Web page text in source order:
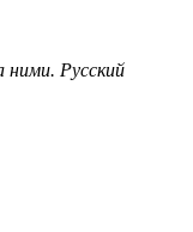
ними. Русский